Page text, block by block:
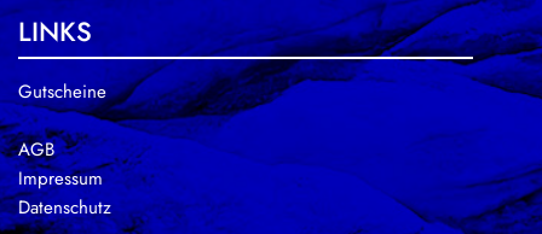
LINKS
Gutscheine
AGB
Impressum
Datenschutz